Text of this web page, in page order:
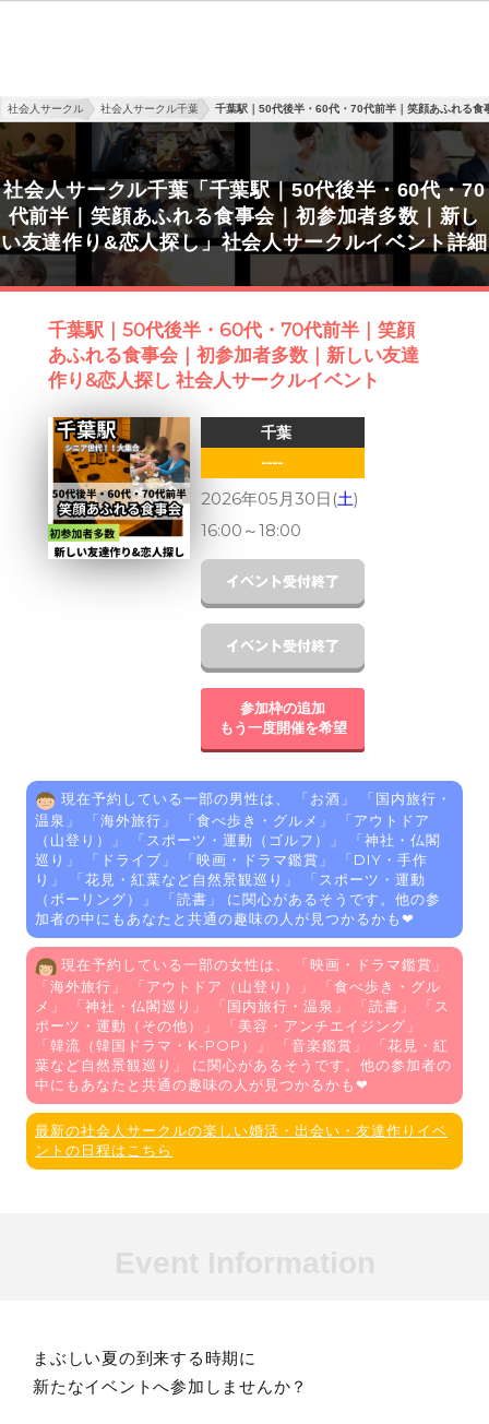
社会人サークル 社会人サークル千葉 千葉駅｜50代後半・60代・70代前半｜笑顔あふれる
社会人サークル千葉「千葉駅｜50代後半・60代・70
代前半｜笑顔あふれる食事会｜初参加者多数｜新し
い友達作り&恋人探し」社会人サークルイベント詳細
千葉駅｜50代後半・60代・70代前半｜笑顔
あふれる食事会｜初参加者多数｜新しい友達
作り&恋人探し 社会人サークルイベント
千葉
----
2026年05月30日(土)
16:00 ～18:00
参加枠の追加
もう一度開催を希望
現在予約している一部の男性は、 「 お酒 」 「 国内旅行・
温泉 」 「海外旅行 」 「食べ歩き・グルメ 」 「アウトドア
（山登り）
」 「スポーツ・運動（ゴルフ） 」 「神社・仏閣
巡り 」 「 ドライブ 」 「映画・ドラマ鑑賞 」 「DIY・手作
り 」 「花見・紅葉など自然景観巡り 」 「スポーツ・運動
（ボーリング）
」 「読書 」 に関心があるそうです。他の参
加者の中にもあなたと共通の趣味の人が見つかるかも❤
現在予約している一部の女性は、 「 映画・ドラマ鑑賞 」
「海外旅行 」 「アウトドア（山登り） 」 「食べ歩き・グル
メ 」 「神社・仏閣巡り 」 「国内旅行・温泉 」 「読書 」 「ス
ポーツ・運動（その他）
」 「美容・アンチエイジング 」
「韓流（韓国ドラマ・K-POP） 」 「音楽鑑賞 」 「花見・紅
葉など自然景観巡り 」 に関心があるそうです。他の参加者の
中にもあなたと共通の趣味の人が見つかるかも❤
最新の社会人サークルの楽しい婚活・出会い・友達作りイベ
ントの日程はこちら
まぶしい夏の到来する時期に
新たなイベントへ参加しませんか？